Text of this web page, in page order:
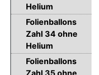
Helium
Folienballons
Zahl 34 ohne
Helium
Folienballons
Zahl 35 ohne